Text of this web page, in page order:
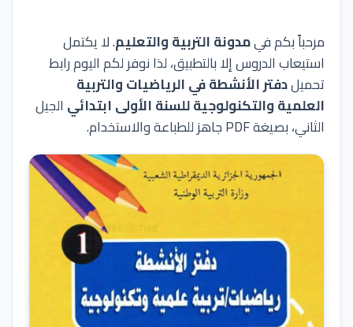
مرحباً بكم فيمدونة التربية والتعليم. لا يكتمل
استيعاب الدروس إلا بالتطبيق، لذا نوفر لكم اليوم رابط
تحميلدفتر الأنشطة في الرياضيات والتربية
العلمية والتكنولوجية للسنة الأولى ابتدائي الجيل
الثاني، بصيغة PDF جاهز للطباعة والاستخدام.